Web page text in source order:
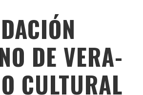
DE VERA-
CULTURAL